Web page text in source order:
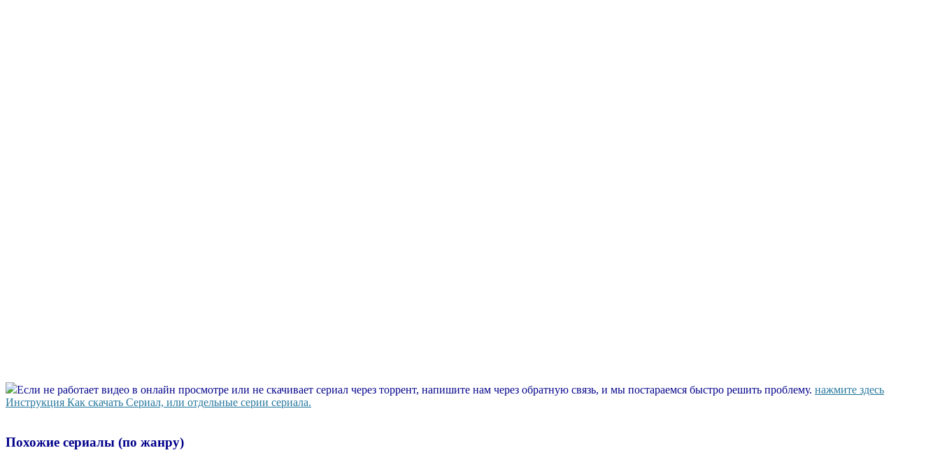
Если не работает видео в онлайн просмотре или не скачивает сериал через торрент, напишите нам через обратную связь, и мы постараемся быстро решить проблему. нажмите здесь
Инструкция Как скачать Сериал, или отдельные серии сериала.
Похожие сериалы (по жанру)